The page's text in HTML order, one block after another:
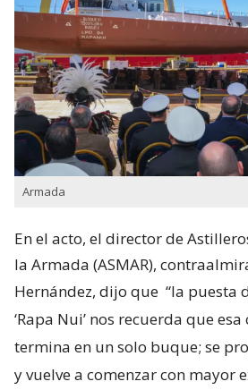
Armada
En el acto, el director de
la Armada (ASMAR),
Hernández, dijo que “la puesta
‘Rapa Nui’ nos recuerda que
termina en un solo buque; se
y vuelve a comenzar con mayor